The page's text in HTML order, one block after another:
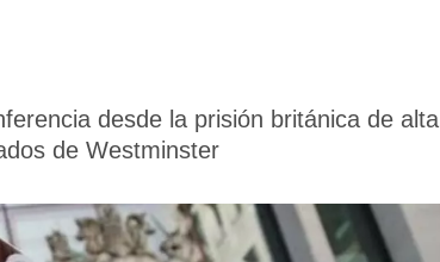
desde la prisión británica de alta
de Westminster